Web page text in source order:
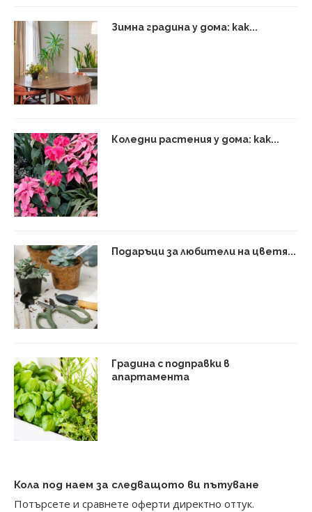
Зимна градина у дома: как...
Коледни растения у дома: как...
Подаръци за любители на цветя...
Градина с подправки в
апартамента
Кола под наем за следващото ви пътуване
Потърсете и сравнете оферти директно оттук.